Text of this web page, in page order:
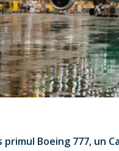
Boeing 777, un